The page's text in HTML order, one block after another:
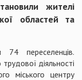
жителі
областей та
74 переселенців.
діяльності
міського центру